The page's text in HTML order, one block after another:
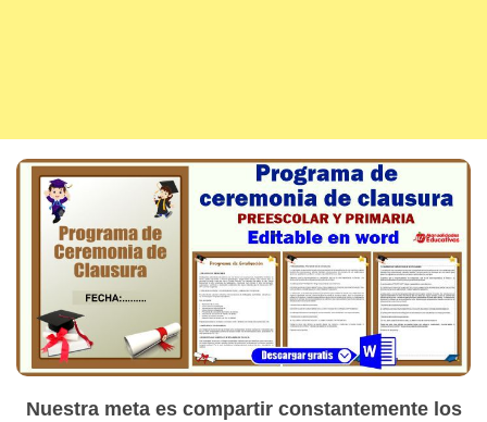
Nuestra meta es compartir constantemente los